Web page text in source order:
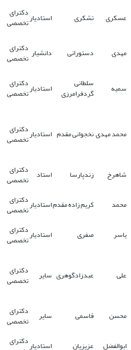
عسکری تشکری استادیاردکترای
تخصصی
مهدی
دستورانی دانشیار دکترای
تخصصی
سمیه سلطانی
گردفرامرزی استادیاردکترای
تخصصی
محمد مهدینخجوانی مقدم استادیاردکترای
تخصصی
شاهرخ
زندپارسا استاد دکترای
تخصصی
محمد
کریم زاده مقدماستادیاردکترای
تخصصی
یاسر
صفری استادیاردکترای
تخصصی
علی عبدزادگوهری سایر دکترای
تخصصی
محسن
قاسمی سایر دکترای
تخصصی
ابوالفضل
عزیزیان استادیاردکترای